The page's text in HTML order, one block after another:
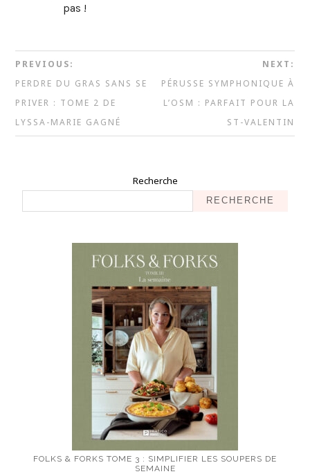
pas !
PREVIOUS:
PERDRE DU GRAS SANS SE
PRIVER : TOME 2 DE
LYSSA-MARIE GAGNÉ
NEXT:
PÉRUSSE SYMPHONIQUE À
L’OSM : PARFAIT POUR LA
ST-VALENTIN
Recherche
RECHERCHE
FOLKS & FORKS TOME 3 : SIMPLIFIER LES SOUPERS DE
SEMAINE